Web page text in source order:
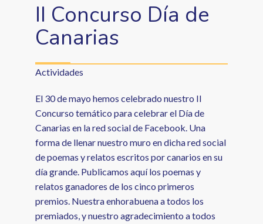
II Concurso Día de
Canarias
Actividades
El 30 de mayo hemos celebrado nuestro II
Concurso temático para celebrar el Día de
Canarias en la red social de Facebook. Una
forma de llenar nuestro muro en dicha red social
de poemas y relatos escritos por canarios en su
día grande. Publicamos aquí los poemas y
relatos ganadores de los cinco primeros
premios. Nuestra enhorabuena a todos los
premiados, y nuestro agradecimiento a todos